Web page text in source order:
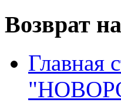
Возврат
Главная